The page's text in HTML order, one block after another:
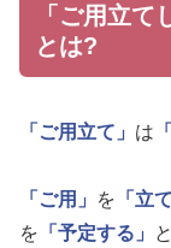
「ご用立
とは?
「ご用立て」 は
「ご用」 を 「立
を 「予定する」